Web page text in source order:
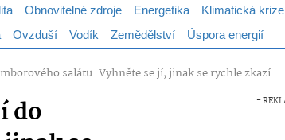
Obnovitelné zdroje Energetika Klimatická krize
Ovzduší Vodík Zemědělství Úspora energií
salátu. Vyhněte se jí, jinak se rychle zkazí
do